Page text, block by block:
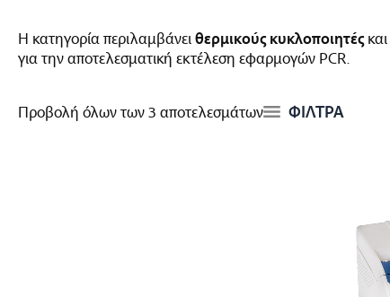
Η κατηγορία περιλαμβάνει θερμικούς κυκλοποιητές και
για την αποτελεσματική εκτέλεση εφαρμογών PCR.
Προβολή όλων των 3 αποτελεσμάτων ΦΙΛΤΡΑ